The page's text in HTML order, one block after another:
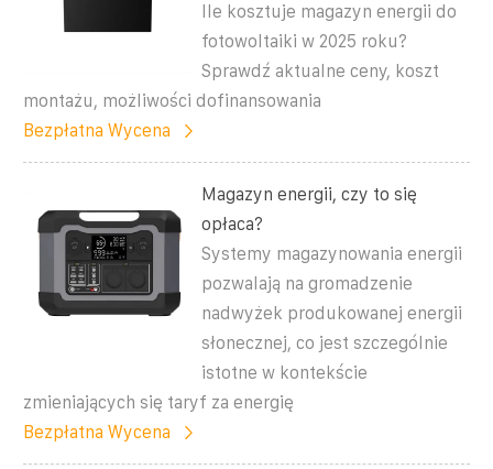
Ile kosztuje magazyn energii do
fotowoltaiki w 2025 roku?
Sprawdź aktualne ceny, koszt
montażu, możliwości dofinansowania
Bezpłatna Wycena
Magazyn energii, czy to się
opłaca?
Systemy magazynowania energii
pozwalają na gromadzenie
nadwyżek produkowanej energii
słonecznej, co jest szczególnie
istotne w kontekście
zmieniających się taryf za energię
Bezpłatna Wycena